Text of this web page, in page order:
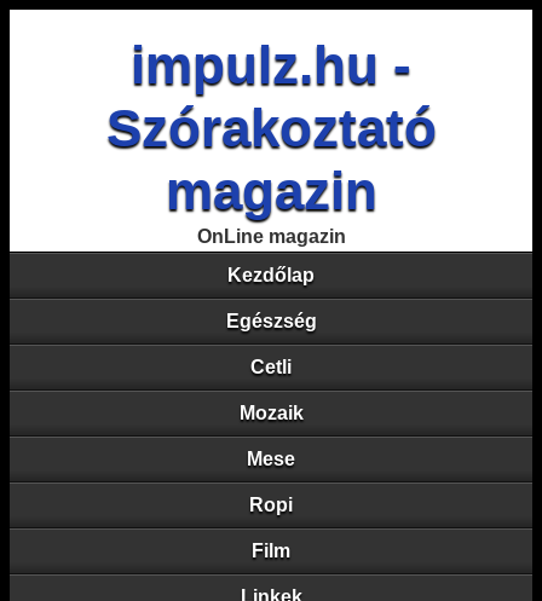
impulz.hu -
Szórakoztató
magazin
OnLine magazin
Kezdőlap
Egészség
Cetli
Mozaik
Mese
Ropi
Film
Linkek